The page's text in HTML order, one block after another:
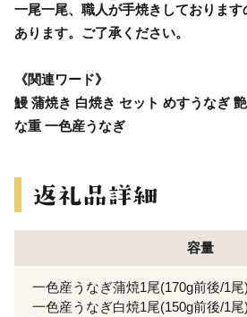
一尾一尾、職人が手焼きしておりま
あります。ご了承ください。
《関連ワード》
鰻 蒲焼き 白焼き セット めすうなぎ
な重 一色産うなぎ
容量
一色産うなぎ蒲焼1尾(170g前後/1尾)
一色産うなぎ白焼1尾(150g前後/1尾)